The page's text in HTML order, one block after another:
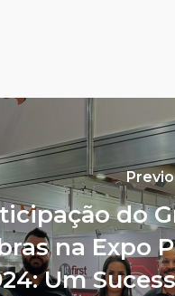
do
na Expo
Um